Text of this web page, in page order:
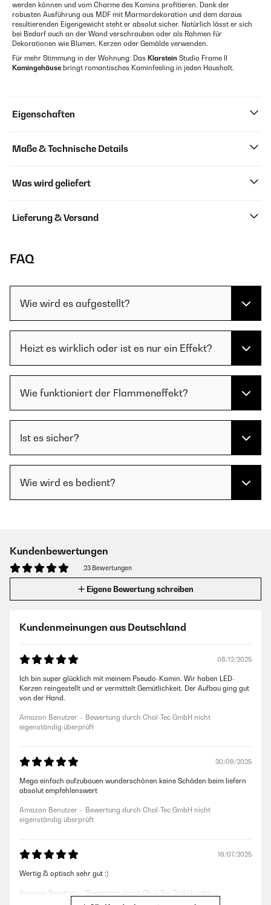
werden können und vom Charme des Kamins profitieren. Dank der
robusten Ausführung aus MDF mit Marmordekoration und dem daraus
resultierenden Eigengewicht steht er absolut sicher. Natürlich lässt er sich
bei Bedarf auch an der Wand verschrauben oder als Rahmen für
Dekorationen wie Blumen, Kerzen oder Gemälde verwenden.
Für mehr Stimmung in der Wohnung: Das Klarstein Studio Frame II
Kamingehäuse bringt romantisches Kaminfeeling in jeden Haushalt.
Eigenschaften
Maße & Technische Details
Was wird geliefert
Lieferung & Versand
FAQ
Wie wird es aufgestellt?
Heizt es wirklich oder ist es nur ein Effekt?
Wie funktioniert der Flammeneffekt?
Ist es sicher?
Wie wird es bedient?
Kundenbewertungen
23 Bewertungen
Eigene Bewertung schreiben
Kundenmeinungen aus Deutschland
08/12/2025
Ich bin super glücklich mit meinem Pseudo-Kamin. Wir haben LED-
Kerzen reingestellt und er vermittelt Gemütlichkeit. Der Aufbau ging gut
von der Hand.
Amazon Benutzer – Bewertung durch Chal-Tec GmbH nicht
eigenständig überprüft
30/09/2025
Mega einfach aufzubauen wunderschönen keine Schäden beim liefern
absolut empfehlenswert
Amazon Benutzer – Bewertung durch Chal-Tec GmbH nicht
eigenständig überprüft
16/07/2025
Wertig & optisch sehr gut :)
Amazon Benutzer – Bewertung durch Chal-Tec GmbH nicht
eigenständig überprüft